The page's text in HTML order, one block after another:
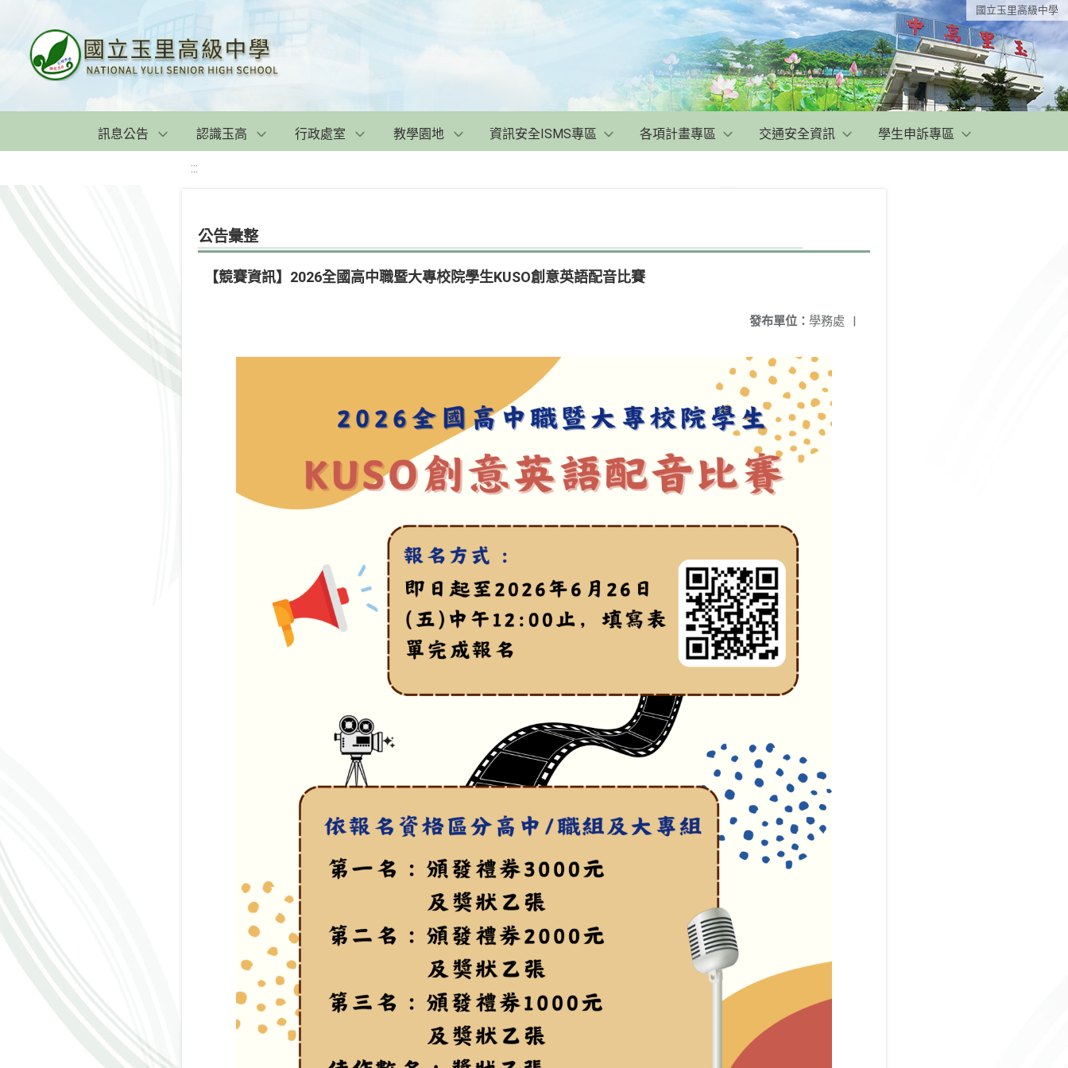
國立玉里高級中學
訊息公告 認識玉高 行政處室 教學園地 資訊安全ISMS專區 各項計畫專區 交通安全資訊 學生申訴專區
:::
公告彙整
【競賽資訊】2026全國高中職暨大專校院學生KUSO創意英語配音比賽
發布單位： 學務處 |